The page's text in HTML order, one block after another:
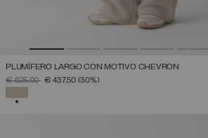
PLUMÍFERO LARGO CON MOTIVO CHEVRON
PRECIO REBAJADO DE
€ 625,00A€ 437,50 (30%)